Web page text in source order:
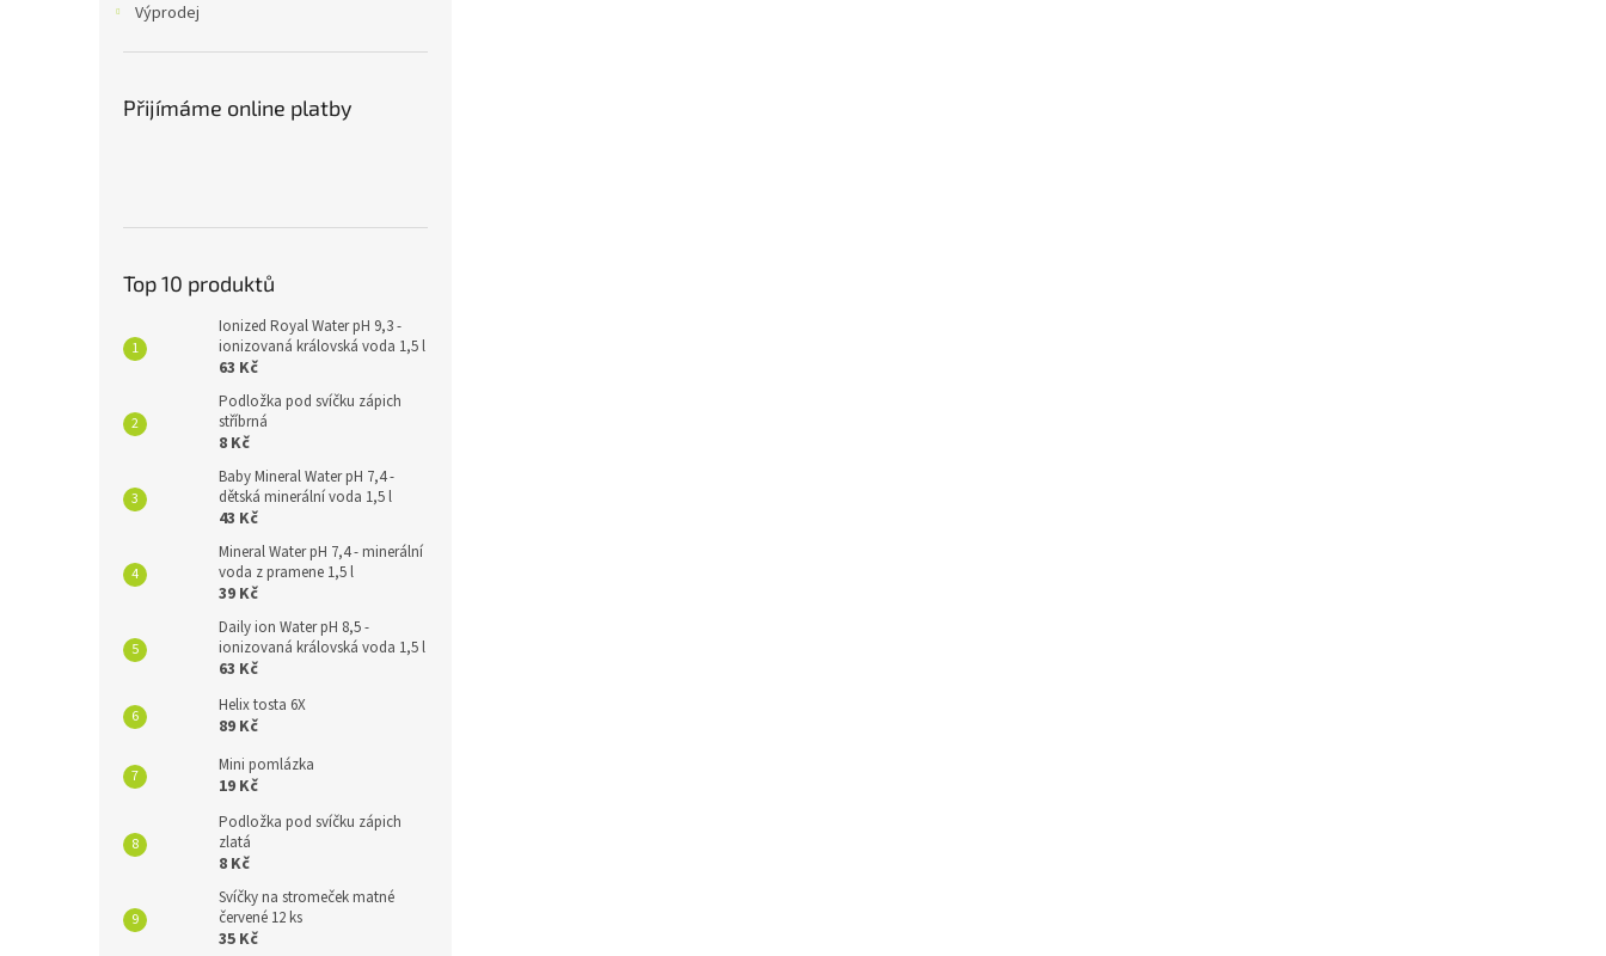
Výprodej
Přijímáme online platby
Top 10 produktů
Ionized Royal Water pH 9,3 -
ionizovaná královská voda 1,5 l
63 Kč
Podložka pod svíčku zápich
stříbrná
8 Kč
Baby Mineral Water pH 7,4 -
dětská minerální voda 1,5 l
43 Kč
Mineral Water pH 7,4 - minerální
voda z pramene 1,5 l
39 Kč
Daily ion Water pH 8,5 -
ionizovaná královská voda 1,5 l
63 Kč
Helix tosta 6X
89 Kč
Mini pomlázka
19 Kč
Podložka pod svíčku zápich
zlatá
8 Kč
Svíčky na stromeček matné
červené 12 ks
35 Kč